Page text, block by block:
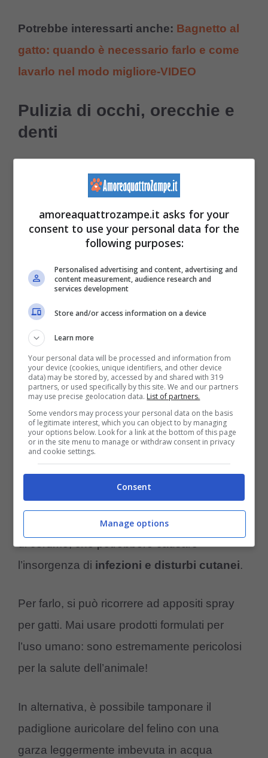
Potrebbe interessarti anche: Bagnetto al
gatto: quando è necessario farlo e come
lavarlo nel modo migliore-VIDEO
Pulizia di occhi, orecchie e
denti
l’igiene di occhi, orecchie e denti del micio.
(Foto Adobe Stock)
Vista la peculiare forma delle orecchie
dell’animale. il consiglio è di ispezionarle
periodicamente per evitare eventuali depositi
di cerume, che potrebbero causare
l’insorgenza di infezioni e disturbi cutanei.
Per farlo, si può ricorrere ad appositi spray
per gatti. Mai usare prodotti formulati per
l’uso umano: sono estremamente pericolosi
per la salute dell’animale!
In alternativa, è possibile tamponare il
padiglione auricolare del felino con una
garza leggermente imbevuta in acqua
amoreaquattrozampe.it asks for your
consent to use your personal data for the
following purposes:
Personalised advertising and content, advertising and
content measurement, audience research and
services development
Store and/or access information on a device
Learn more
Your personal data will be processed and information from
your device (cookies, unique identifiers, and other device
data) may be stored by, accessed by and shared with 319
partners, or used specifically by this site. We and our partners
may use precise geolocation data. List of partners.
Some vendors may process your personal data on the basis
of legitimate interest, which you can object to by managing
your options below. Look for a link at the bottom of this page
or in the site menu to manage or withdraw consent in privacy
and cookie settings.
Consent
Manage options